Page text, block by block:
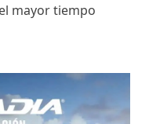
mayor tiempo